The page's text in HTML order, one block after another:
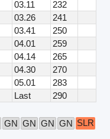
03.11
232
03.26
241
03.41
250
04.01
259
04.14
265
04.30
270
05.01
283
Last
290
GN GN GN GN SLR